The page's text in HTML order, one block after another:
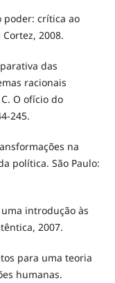
poder: crítica ao
2008.
das
racionais
C. O ofício do
245.
na
política. São Paulo:
uma introdução às
2007.
para uma teoria
humanas.